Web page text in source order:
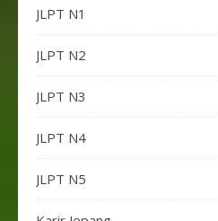
JLPT N1
JLPT N2
JLPT N3
JLPT N4
JLPT N5